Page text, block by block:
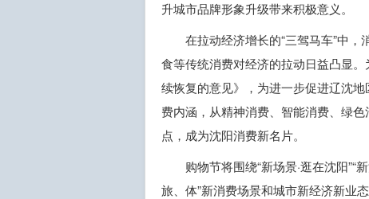
升城市品牌形象升级带来积极意义。
在拉动经济增长的“三驾马车”中
食等传统消费对经济的拉动日益凸显
续恢复的意见》，为进一步促进辽沈
费内涵，从精神消费、智能消费、绿
点，成为沈阳消费新名片。
购物节将围绕“新场景·逛在沈阳”“
旅、体”新消费场景和城市新经济新业